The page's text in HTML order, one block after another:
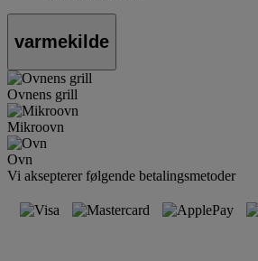
varmekilde
Ovnens grill
Mikroovn
Ovn
Vi aksepterer følgende betalingsmetoder